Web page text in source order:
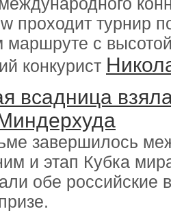
проходит турнир
маршруте с
конкурист
всадница
завершилось
и этап Кубка
обе